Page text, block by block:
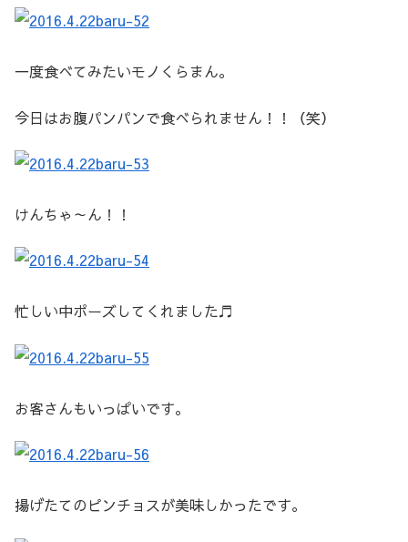
一度食べてみたいモノくらまん。
今日はお腹パンパンで食べられません！！（笑）
けんちゃ～ん！！
忙しい中ポーズしてくれました♬
お客さんもいっぱいです。
揚げたてのピンチョスが美味しかったです。